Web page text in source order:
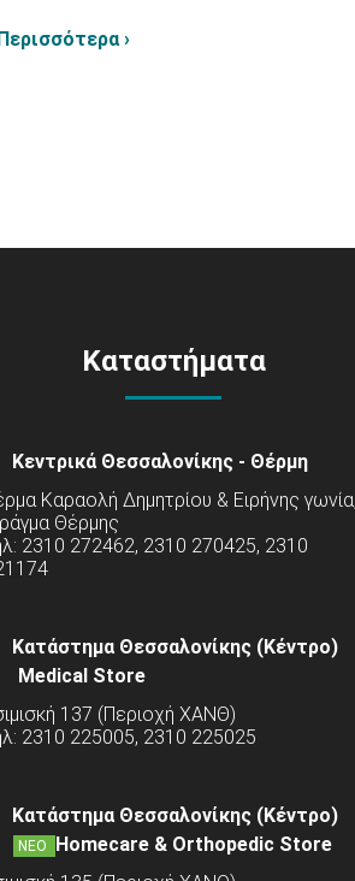
›
Καταστήματα
Κεντρικά Θεσσαλονίκης - Θέρμη
Καραολή Δημητρίου & Ειρήνης γωνία,
Θέρμης
2310 272462, 2310 270425, 2310
Κατάστημα Θεσσαλονίκης (Κέντρο)
Medical Store
137 (Περιοχή ΧΑΝΘ)
2310 225005, 2310 225025
Κατάστημα Θεσσαλονίκης (Κέντρο)
ΝΕΟ
Homecare & Orthopedic Store